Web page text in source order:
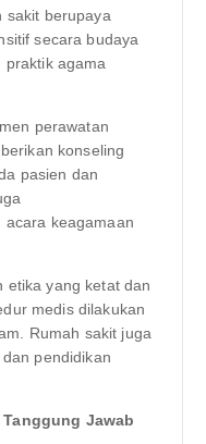
sakit berupaya
secara budaya
praktik agama
perawatan
konseling
pasien dan
acara keagamaan
etika yang ketat dan
medis dilakukan
Rumah sakit juga
pendidikan
Jawab